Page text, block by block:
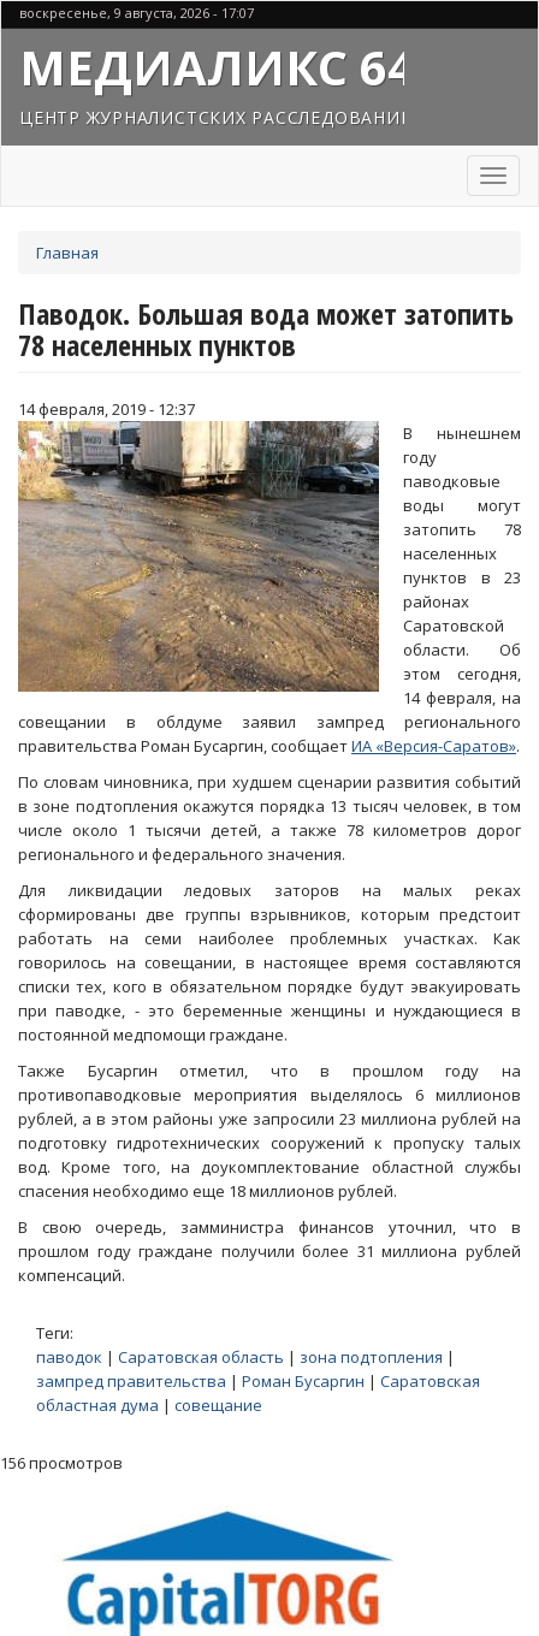
Перейти
к
основному
содержанию
воскресенье, 9 августа, 2026 - 17:07
МЕДИАЛИКС 64
ЦЕНТР ЖУРНАЛИСТСКИХ РАССЛЕДОВАНИЙ
Toggle
здесь
Главная
Паводок. Большая вода может затопить
78 населенных пунктов
14 февраля, 2019 - 12:37
В нынешнем
году
паводковые
воды могут
затопить 78
населенных
пунктов в 23
районах
Саратовской
области. Об
этом сегодня,
14 февраля, на
совещании в облдуме заявил зампред регионального
правительства Роман Бусаргин, сообщаетИА «Версия-Саратов».
По словам чиновника, при худшем сценарии развития событий
в зоне подтопления окажутся порядка 13 тысяч человек, в том
числе около 1 тысячи детей, а также 78 километров дорог
регионального и федерального значения.
Для ликвидации ледовых заторов на малых реках
сформированы две группы взрывников, которым предстоит
работать на семи наиболее проблемных участках. Как
говорилось на совещании, в настоящее время составляются
списки тех, кого в обязательном порядке будут эвакуировать
при паводке, - это беременные женщины и нуждающиеся в
постоянной медпомощи граждане.
Также Бусаргин отметил, что в прошлом году на
противопаводковые мероприятия выделялось 6 миллионов
рублей, а в этом районы уже запросили 23 миллиона рублей на
подготовку гидротехнических сооружений к пропуску талых
вод. Кроме того, на доукомплектование областной службы
спасения необходимо еще 18 миллионов рублей.
В свою очередь, замминистра финансов уточнил, что в
прошлом году граждане получили более 31 миллиона рублей
компенсаций.
Теги:
паводок | Саратовская область | зона подтопления |
зампред правительства | Роман Бусаргин | Саратовская
областная дума | совещание
156 просмотров